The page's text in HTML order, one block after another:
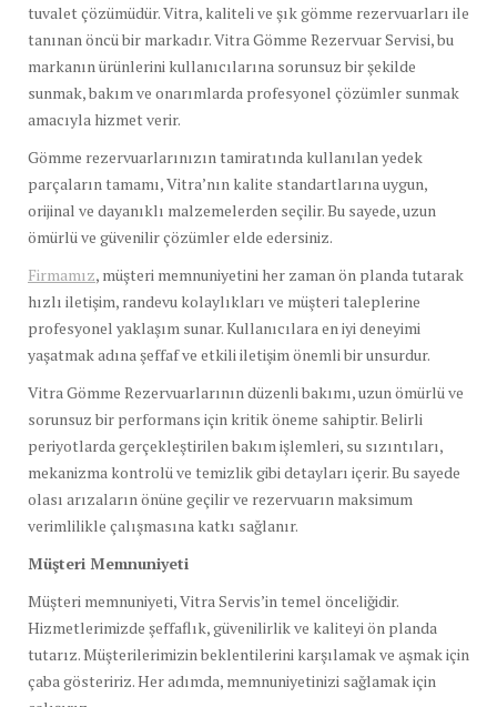
tuvalet çözümüdür. Vitra, kaliteli ve şık gömme rezervuarları ile
tanınan öncü bir markadır. Vitra Gömme Rezervuar Servisi, bu
markanın ürünlerini kullanıcılarına sorunsuz bir şekilde
sunmak, bakım ve onarımlarda profesyonel çözümler sunmak
amacıyla hizmet verir.
Gömme rezervuarlarınızın tamiratında kullanılan yedek
parçaların tamamı, Vitra’nın kalite standartlarına uygun,
orijinal ve dayanıklı malzemelerden seçilir. Bu sayede, uzun
ömürlü ve güvenilir çözümler elde edersiniz.
Firmamız, müşteri memnuniyetini her zaman ön planda tutarak
hızlı iletişim, randevu kolaylıkları ve müşteri taleplerine
profesyonel yaklaşım sunar. Kullanıcılara en iyi deneyimi
yaşatmak adına şeffaf ve etkili iletişim önemli bir unsurdur.
Vitra Gömme Rezervuarlarının düzenli bakımı, uzun ömürlü ve
sorunsuz bir performans için kritik öneme sahiptir. Belirli
periyotlarda gerçekleştirilen bakım işlemleri, su sızıntıları,
mekanizma kontrolü ve temizlik gibi detayları içerir. Bu sayede
olası arızaların önüne geçilir ve rezervuarın maksimum
verimlilikle çalışmasına katkı sağlanır.
Müşteri Memnuniyeti
Müşteri memnuniyeti, Vitra Servis’in temel önceliğidir.
Hizmetlerimizde şeffaflık, güvenilirlik ve kaliteyi ön planda
tutarız. Müşterilerimizin beklentilerini karşılamak ve aşmak için
çaba gösteririz. Her adımda, memnuniyetinizi sağlamak için